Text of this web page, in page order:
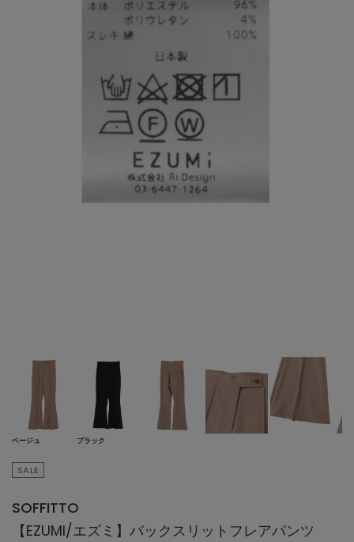
ベージュ ブラック
SALE
SOFFITTO
【EZUMI/エズミ】バックスリットフレアパンツ